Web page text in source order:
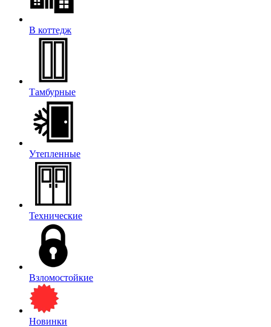
В коттедж
Тамбурные
Утепленные
Технические
Взломостойкие
Новинки